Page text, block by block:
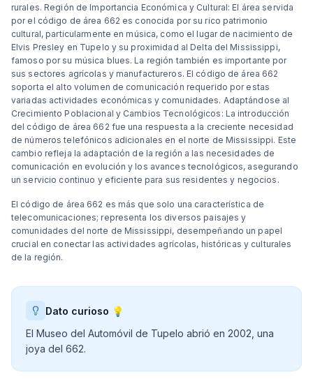
rurales. Región de Importancia Económica y Cultural: El área servida
por el código de área 662 es conocida por su rico patrimonio
cultural, particularmente en música, como el lugar de nacimiento de
Elvis Presley en Tupelo y su proximidad al Delta del Mississippi,
famoso por su música blues. La región también es importante por
sus sectores agrícolas y manufactureros. El código de área 662
soporta el alto volumen de comunicación requerido por estas
variadas actividades económicas y comunidades. Adaptándose al
Crecimiento Poblacional y Cambios Tecnológicos: La introducción
del código de área 662 fue una respuesta a la creciente necesidad
de números telefónicos adicionales en el norte de Mississippi. Este
cambio refleja la adaptación de la región a las necesidades de
comunicación en evolución y los avances tecnológicos, asegurando
un servicio continuo y eficiente para sus residentes y negocios.
El código de área 662 es más que solo una característica de
telecomunicaciones; representa los diversos paisajes y
comunidades del norte de Mississippi, desempeñando un papel
crucial en conectar las actividades agrícolas, históricas y culturales
de la región.
Dato curioso 💡
El Museo del Automóvil de Tupelo abrió en 2002, una
joya del 662.